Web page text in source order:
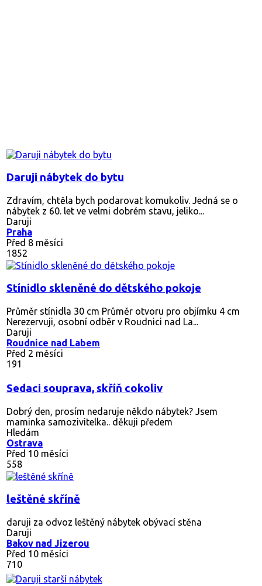
Daruji nábytek do bytu
Zdravím, chtěla bych podarovat komukoliv. Jedná se o
nábytek z 60. let ve velmi dobrém stavu, jeliko...
Daruji
Praha
Před 8 měsíci
1852
Stínidlo skleněné do dětského pokoje
Průměr stínidla 30 cm Průměr otvoru pro objímku 4 cm
Nerezervuji, osobní odběr v Roudnici nad La...
Daruji
Roudnice nad Labem
Před 2 měsíci
191
Sedaci souprava, skříň cokoliv
Dobrý den, prosím nedaruje někdo nábytek? Jsem
maminka samozivitelka.. děkuji předem
Hledám
Ostrava
Před 10 měsíci
558
leštěné skříně
daruji za odvoz leštěný nábytek obývací stěna
Daruji
Bakov nad Jizerou
Před 10 měsíci
710